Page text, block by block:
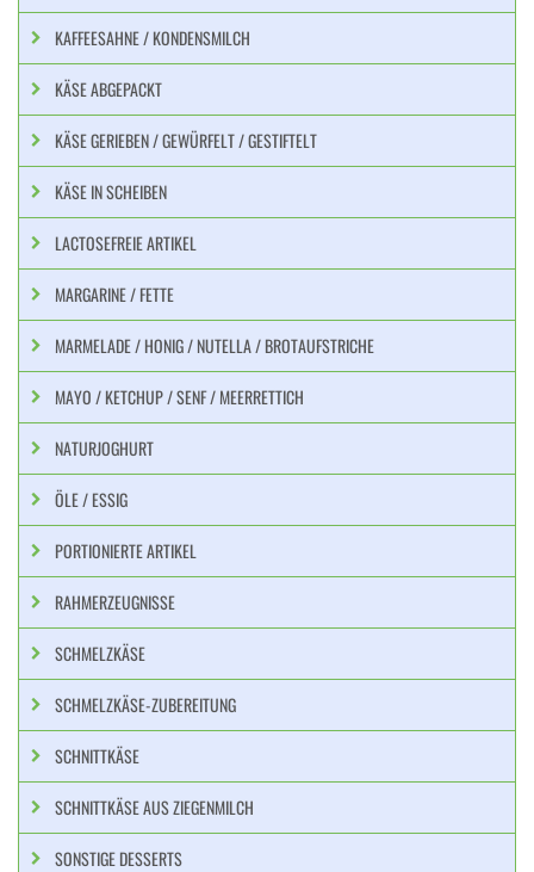
KAFFEESAHNE / KONDENSMILCH
KÄSE ABGEPACKT
KÄSE GERIEBEN / GEWÜRFELT / GESTIFTELT
KÄSE IN SCHEIBEN
LACTOSEFREIE ARTIKEL
MARGARINE / FETTE
MARMELADE / HONIG / NUTELLA / BROTAUFSTRICHE
MAYO / KETCHUP / SENF / MEERRETTICH
NATURJOGHURT
ÖLE / ESSIG
PORTIONIERTE ARTIKEL
RAHMERZEUGNISSE
SCHMELZKÄSE
SCHMELZKÄSE-ZUBEREITUNG
SCHNITTKÄSE
SCHNITTKÄSE AUS ZIEGENMILCH
SONSTIGE DESSERTS